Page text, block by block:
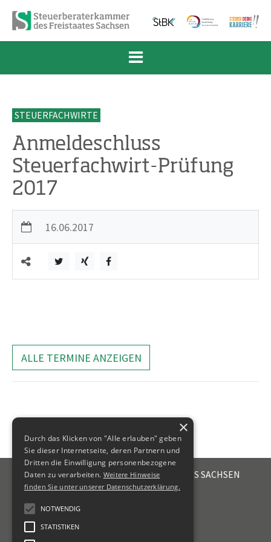
Zum Inhalt springen
Zur Navigation springen
Zum Fußbereich und Kontakt springen
STEUERFACHWIRTE
Anmeldeschluss
Steuerfachwirt-Prüfung
2017
16.06.2017
ALLE TERMINE ANZEIGEN
STEUERBERATERKAMMER DES FREISTAATES SACHSEN
Emil-Fuchs-Str. 2
+49 341 56336-0
kammer@sbk-sachsen.de
×
Durch das Klicken von "Alle erlauben" geben
Sie dieser Internetseite, deren Partnern und
Dritten die Einwilligung personenbezogene
Daten zu verarbeiten. Weitere Hinweise
finden Sie unter unserer Datenschutzerklärung.
NOTWENDIG
STATISTIKEN